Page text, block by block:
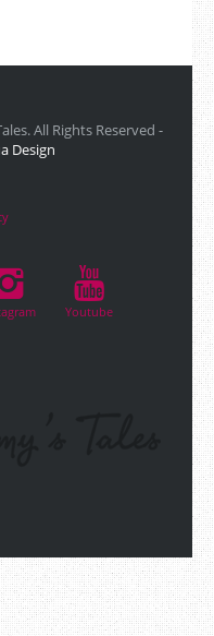
All Rights Reserved -
Design
Youtube